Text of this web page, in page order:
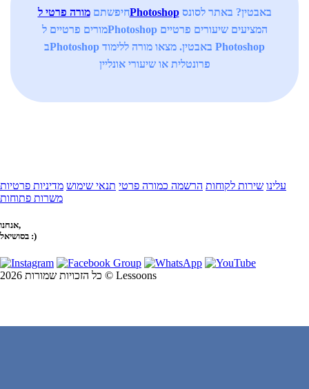
חיפשתםמורה פרטי לPhotoshopבאבטין? באתר לסונס
מורים פרטיים לPhotoshop המציעים שיעורים פרטיים
בPhotoshop באבטין. מצאו מורה ללימוד Photoshop
פרונטלית או שיעורי אונליין
עלינו שירות לקוחות הרשמה כמורה פרטי תנאי שימוש מדיניות פרטיות
משרות פתוחות
אנחנו,
בסושיאל :)
כל הזכויות שמורות 2026 © Lessoons